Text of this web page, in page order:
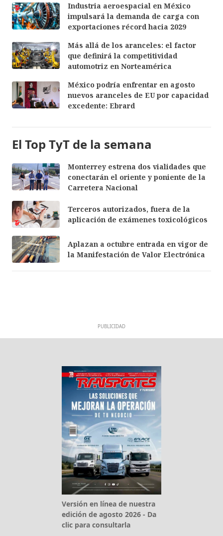
Industria aeroespacial en México
impulsará la demanda de carga con
exportaciones récord hacia 2029
Más allá de los aranceles: el factor
que definirá la competitividad
automotriz en Norteamérica
México podría enfrentar en agosto
nuevos aranceles de EU por capacidad
excedente: Ebrard
El Top TyT de la semana
Monterrey estrena dos vialidades que
conectarán el oriente y poniente de la
Carretera Nacional
Terceros autorizados, fuera de la
aplicación de exámenes toxicológicos
Aplazan a octubre entrada en vigor de
la Manifestación de Valor Electrónica
PUBLICIDAD
Versión en línea de nuestra
edición de agosto 2026 - Da
clic para consultarla